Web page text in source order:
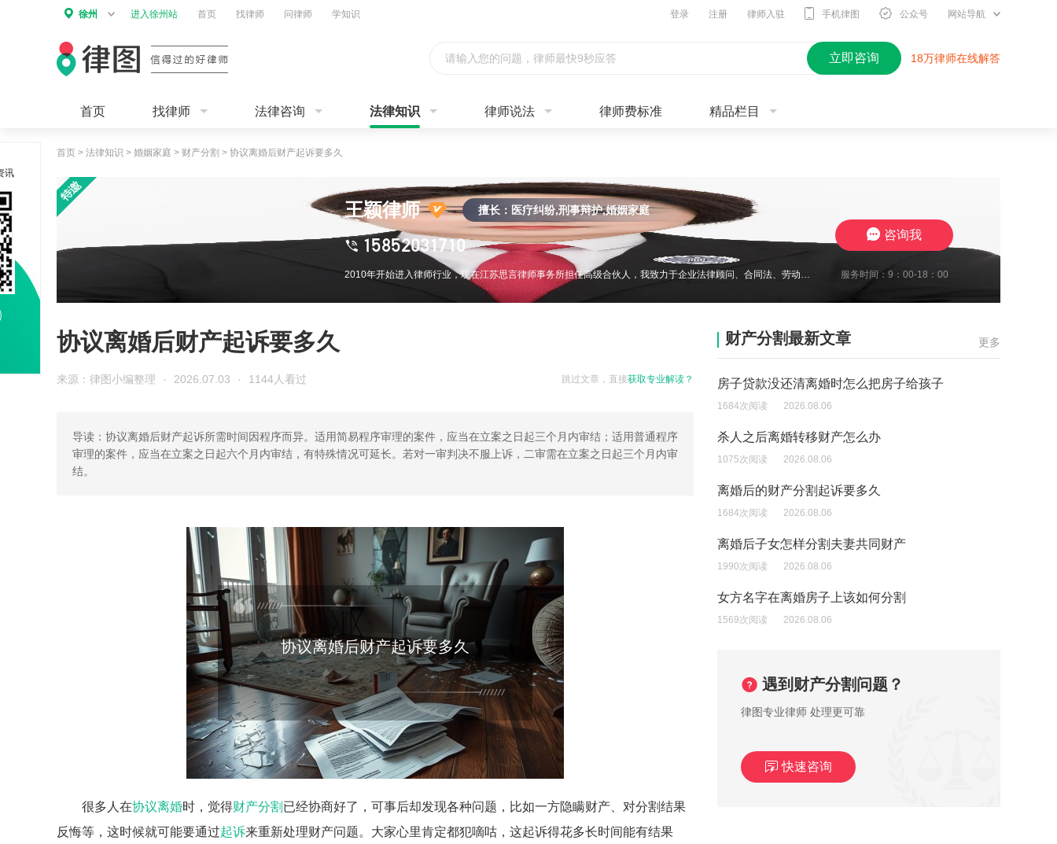
徐州 进入徐州站 首页 找律师 问律师 学知识 登录 注册 律师入驻 手机律图 公众号 网站导航
请输入您的问题，律师最快9秒应答 立即咨询 18万律师在线解答
首页 找律师 法律咨询 法律知识 律师说法 律师费标准 精品栏目
首页 > 法律知识 > 婚姻家庭 > 财产分割 > 协议离婚后财产起诉要多久
王颖律师 擅长：医疗纠纷,刑事辩护,婚姻家庭
15852031710
2010年开始进入律师行业，现在江苏思言律师事务所担任高级合伙人，我致力于企业法律顾问、合同法、劳动纠纷、工伤待遇赔偿、交通事故与保险合同研究、婚姻家事传承研究。至今累计承办1700余起案件，成功地维护了众多当事人的合法权益，取得了一系列出色的成绩，赢得了广大当事人的充分信赖及肯定。我在2024年10月份被评定为三级律师职称，我将继续要求自己勤勉尽责，注重熏陶品行与职业道德修养，为委托人提供了高效 服务时间：9：00-18：00
咨询我
协议离婚后财产起诉要多久
跳过文章，直接获取专业解读？
来源：律图小编整理 · 2026.07.03 · 1144人看过
导读：协议离婚后财产起诉所需时间因程序而异。适用简易程序审理的案件，应当在立案之日起三个月内审结；适用普通程序
审理的案件，应当在立案之日起六个月内审结，有特殊情况可延长。若对一审判决不服上诉，二审需在立案之日起三个月内审
结。
协议离婚后财产起诉要多久
很多人在协议离婚时，觉得财产分割 已经协商好了，可事后却发现各种问题，比如一方隐瞒财产、对分割结果
反悔等，这时候就可能要通过起诉来重新处理财产问题。大家心里肯定都犯嘀咕，这起诉得花多长时间能有结果
更多
财产分割最新文章
房子贷款没还清离婚时怎么把房子给孩子
1684次阅读 2026.08.06
杀人之后离婚转移财产怎么办
1075次阅读 2026.08.06
离婚后的财产分割起诉要多久
1684次阅读 2026.08.06
离婚后子女怎样分割夫妻共同财产
1990次阅读 2026.08.06
女方名字在离婚房子上该如何分割
1569次阅读 2026.08.06
遇到财产分割问题？
律图专业律师 处理更可靠
快速咨询
讯